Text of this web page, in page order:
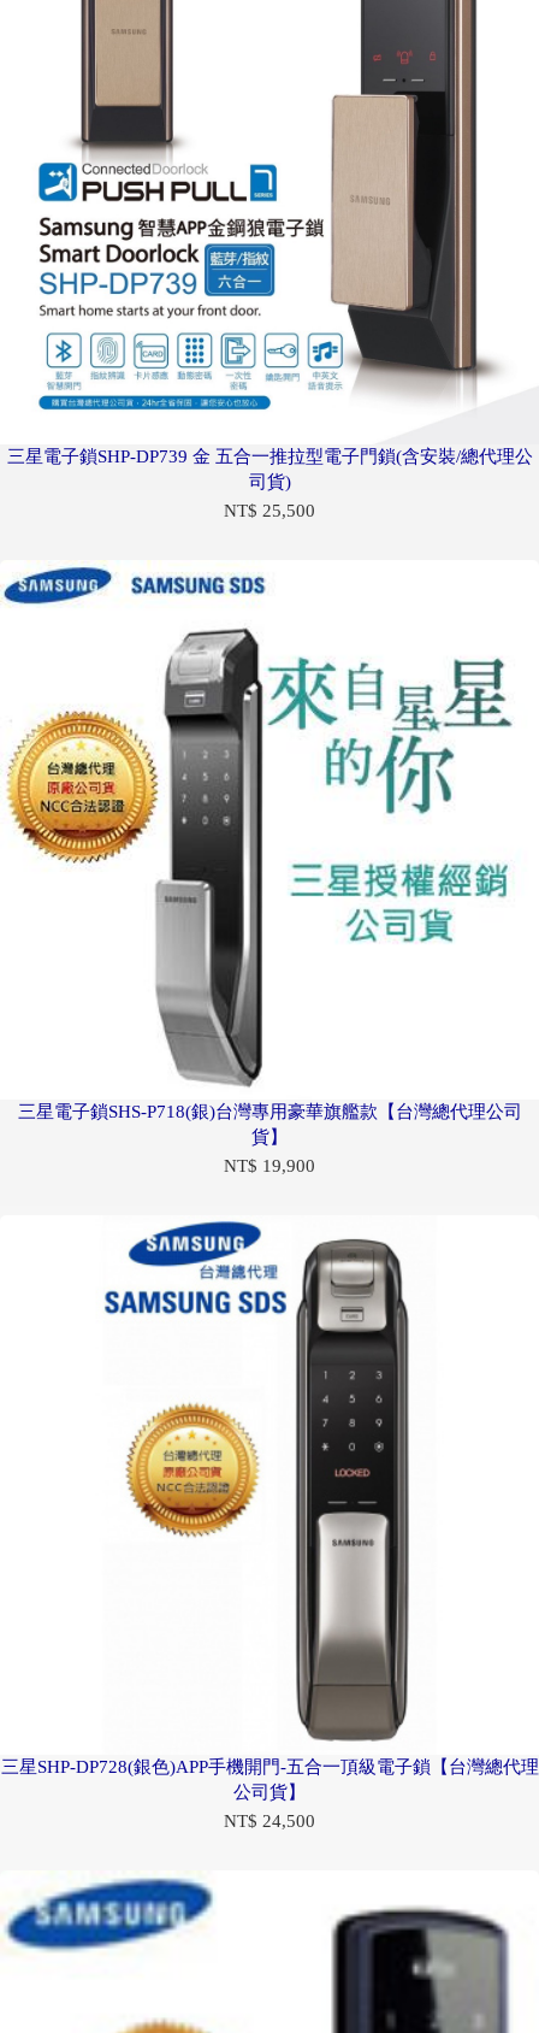
三星電子鎖SHP-DP739 金 五合一推拉型電子門鎖(含安裝/總代理公
司貨)
NT$ 25,500
三星電子鎖SHS-P718(銀)台灣專用豪華旗艦款【台灣總代理公司
貨】
NT$ 19,900
三星SHP-DP728(銀色)APP手機開門-五合一頂級電子鎖【台灣總代理
公司貨】
NT$ 24,500